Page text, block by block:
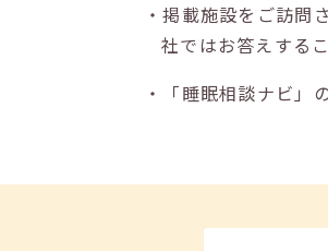
・掲載施設をご訪問
社ではお答えする
・「睡眠相談ナビ」